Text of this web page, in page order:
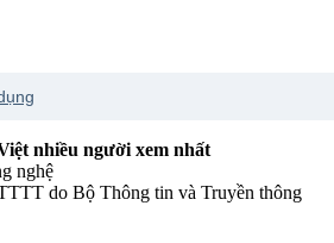
nhiều người xem nhất
nghệ
do Bộ Thông tin và Truyền thông